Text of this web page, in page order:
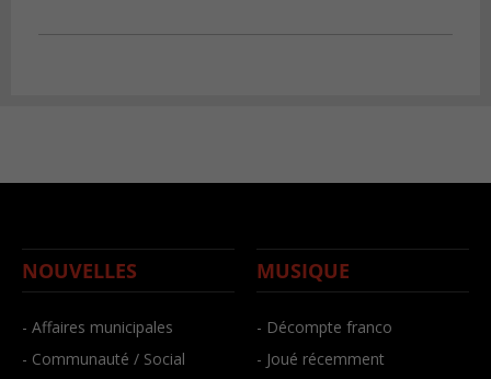
NOUVELLES
- Affaires municipales
- Communauté / Social
MUSIQUE
- Décompte franco
- Joué récemment